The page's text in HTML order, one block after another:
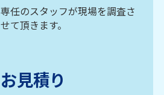
専任のスタッフが現場を調査さ
せて頂きます。
お見積り